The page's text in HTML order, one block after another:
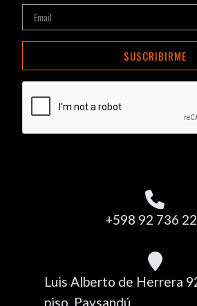
SUSCRIBIRME
+598 92 736
Luis Alberto de Herrera
piso, Paysandú